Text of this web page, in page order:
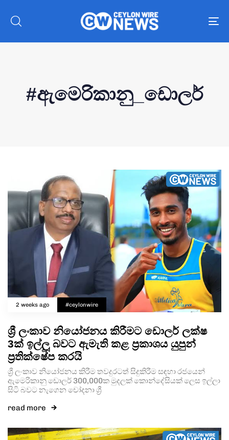
Type and hit enter
#ඇමෙරිකානු_ඩොලර්
2 weeks ago #ceylonwire
ශ්‍රී ලංකාව නියෝජනය කිරීමට ඩොලර් ලක්ෂ
3ක් ඉල්ලූ බවට ඇමැති කළ ප්‍රකාශය යුපුන්
ප්‍රතික්ෂේප කරයි
ශ්‍රී ලංකාව නියෝජනය කිරීම තවදුරටත් සිදුකිරීම සඳහා රජයෙන්
ඇමෙරිකානු ඩොලර් 300,000ක මුදලක් කොන්දේසියක් ලෙස ඉල්ලා
සිටි බවට නැගෙන චෝදනා ශ්‍රී
read more